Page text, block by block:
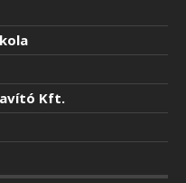
Kft.